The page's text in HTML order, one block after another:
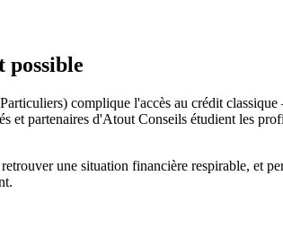
possible
complique l'accès au crédit
et partenaires d'Atout Conseils étudient les
une situation financière respirable, et